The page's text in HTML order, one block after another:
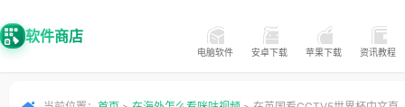
软件商店
电脑软件 安卓下载 苹果下载 资讯教程